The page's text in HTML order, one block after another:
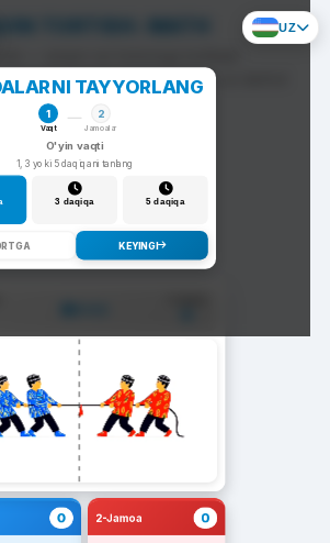
UZ
TORTISH: MATH
— arqon siz tomonga tortiladi.
arqon raqib tomonga siljiydi va darhol
yangi savol chiqadi.
TAYYORLANG
1
Vaqt
2
Jamoalar
O'yin vaqti
1, 3 yoki 5 daqiqani tanlang
3 daqiqa 5 daqiqa
KEYINGI
0 2-Jamoa 0